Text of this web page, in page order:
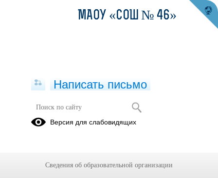
Локальные акты
МАОУ «СОШ № 46»
Написать письмо
Версия для слабовидящих
Сведения об образовательной организации